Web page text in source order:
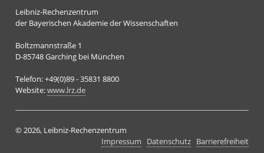
Leibniz-Rechenzentrum
der Bayerischen Akademie der Wissenschaften
Boltzmannstraße 1
D-85748 Garching bei München
Telefon: +49(0)89 - 35831 8800
Website:www.lrz.de
© 2026, Leibniz-Rechenzentrum
Impressum
Datenschutz Barrierefreiheit